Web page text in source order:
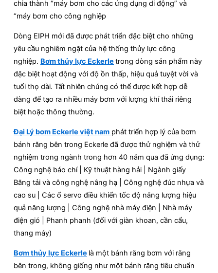
chia thành “máy bơm cho các ứng dụng di động” và
“máy bơm cho công nghiệp
Dòng EIPH mới đã được phát triển đặc biệt cho những
yêu cầu nghiêm ngặt của hệ thống thủy lực công
nghiệp. Bơm thủy lực Eckerle trong dòng sản phẩm này
đặc biệt hoạt động với độ ồn thấp, hiệu quả tuyệt vời và
tuổi thọ dài. Tất nhiên chúng có thể được kết hợp dễ
dàng để tạo ra nhiều máy bơm với lượng khí thải riêng
biệt hoặc thông thường.
Đại Lý bơm Eckerle việt nam phát triển hợp lý của bơm
bánh răng bên trong Eckerle đã được thử nghiệm và thử
nghiệm trong ngành trong hơn 40 năm qua đã ứng dụng:
Công nghệ báo chí | Kỹ thuật hàng hải | Ngành giấy
Băng tải và công nghệ nâng hạ | Công nghệ đúc nhựa và
cao su | Các ổ servo điều khiển tốc độ năng lượng hiệu
quả năng lượng | Công nghệ nhà máy điện | Nhà máy
điện gió | Phanh phanh (đối với giàn khoan, cần cẩu,
thang máy)
Bơm thủy lực Eckerle là một bánh răng bơm với răng
bên trong, không giống như một bánh răng tiêu chuẩn